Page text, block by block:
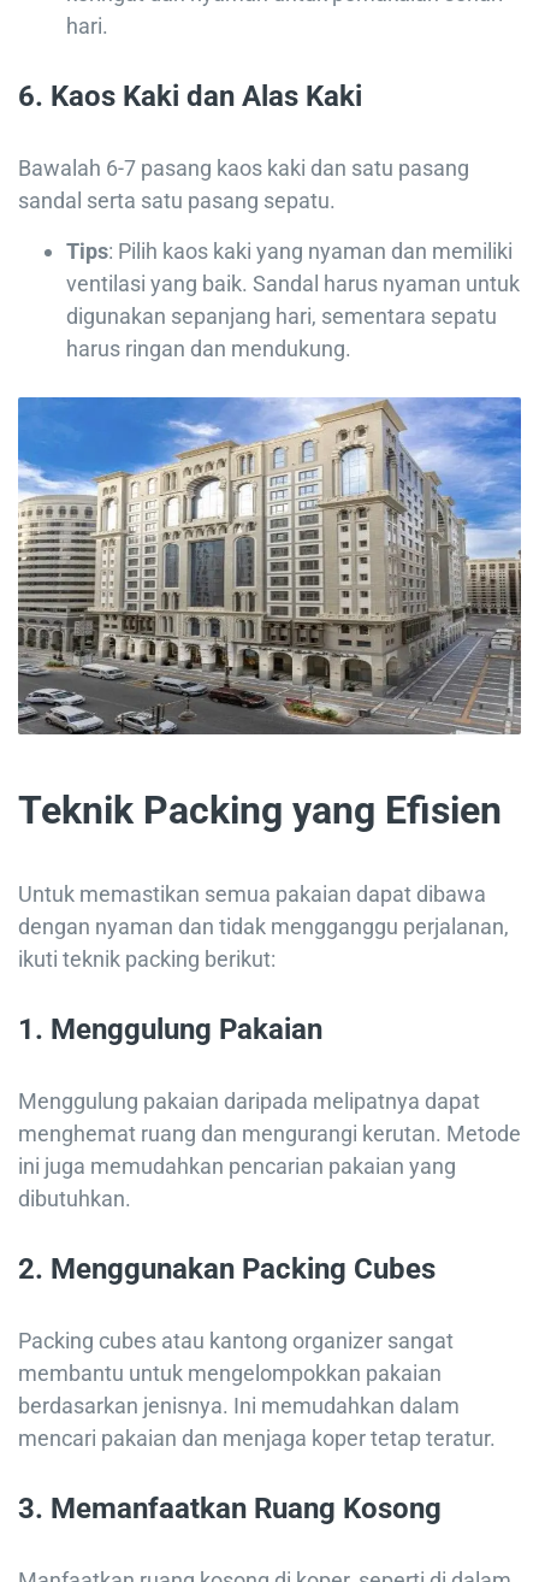
hari.
6. Kaos Kaki dan Alas Kaki
Bawalah 6-7 pasang kaos kaki dan satu pasang
sandal serta satu pasang sepatu.
Tips: Pilih kaos kaki yang nyaman dan memiliki
ventilasi yang baik. Sandal harus nyaman untuk
digunakan sepanjang hari, sementara sepatu
harus ringan dan mendukung.
Teknik Packing yang Efisien
Untuk memastikan semua pakaian dapat dibawa
dengan nyaman dan tidak mengganggu perjalanan,
ikuti teknik packing berikut:
1. Menggulung Pakaian
Menggulung pakaian daripada melipatnya dapat
menghemat ruang dan mengurangi kerutan. Metode
ini juga memudahkan pencarian pakaian yang
dibutuhkan.
2. Menggunakan Packing Cubes
Packing cubes atau kantong organizer sangat
membantu untuk mengelompokkan pakaian
berdasarkan jenisnya. Ini memudahkan dalam
mencari pakaian dan menjaga koper tetap teratur.
3. Memanfaatkan Ruang Kosong